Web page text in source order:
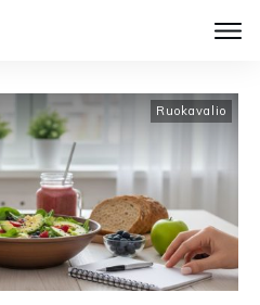
Ruokavalio